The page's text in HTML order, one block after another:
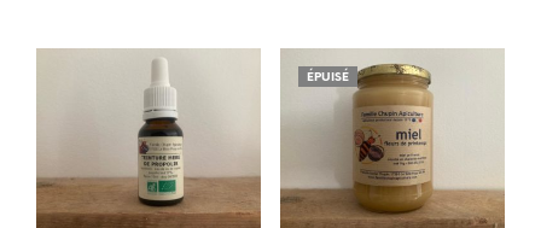
ÉPUISÉ